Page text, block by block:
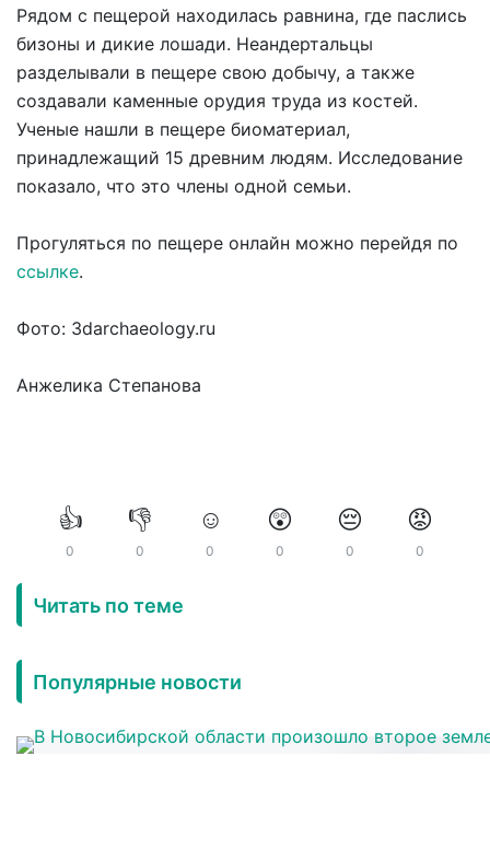
Рядом с пещерой находилась равнина, где паслись
бизоны и дикие лошади. Неандертальцы
разделывали в пещере свою добычу, а также
создавали каменные орудия труда из костей.
Ученые нашли в пещере биоматериал,
принадлежащий 15 древним людям. Исследование
показало, что это члены одной семьи.
Прогуляться по пещере онлайн можно перейдя по
ссылке.
Фото: 3darchaeology.ru
Анжелика Степанова
👍
0
👎
0
☺️
0
😲
0
😔
0
😡
0
Читать по теме
Популярные новости